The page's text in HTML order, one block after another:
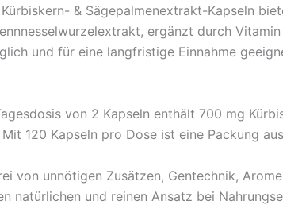
Kürbiskern- & Sägepalmenextrakt-Kapseln
ergänzt durch
und für eine langfristige Einnahme
von 2 Kapseln enthält 700 mg
120 Kapseln pro Dose ist eine Packung
von unnötigen Zusätzen, Gentechnik,
natürlichen und reinen Ansatz bei